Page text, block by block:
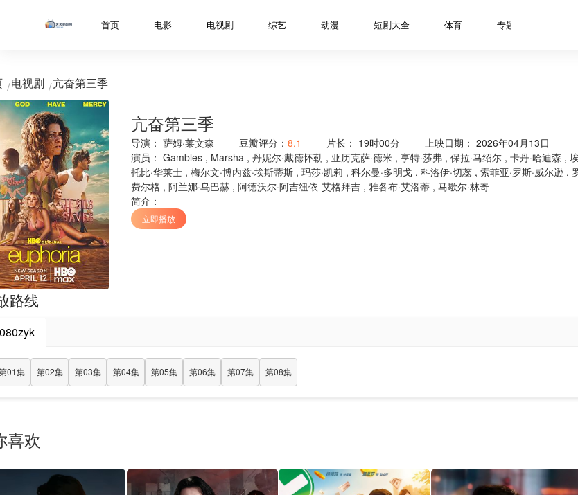
首页 电影 电视剧 综艺 动漫 短剧大全 体育 专题
电视剧 亢奋第三季
亢奋第三季
导演： 萨姆·莱文森 豆瓣评分： 8.1 片长： 19时00分
上映日期： 2026年04月13日
演员： Gambles , Marsha , 丹妮尔·戴德怀勒 , 亚历克萨·德米 , 亨特·莎弗 , 保拉·马绍尔 , 卡丹·哈迪森 ,
托比·华莱士 , 梅尔文·博内兹·埃斯蒂斯 , 玛莎·凯莉 , 科尔曼·多明戈 , 科洛伊·切蕊 , 索菲亚·罗斯·威尔逊 ,
费尔格 , 阿兰娜·乌巴赫 , 阿德沃尔·阿吉纽依-艾格拜吉 , 雅各布·艾洛蒂 , 马歇尔·林奇
简介：
立即播放
路线
01集 第02集 第03集 第04集 第05集 第06集 第07集 第08集
喜欢